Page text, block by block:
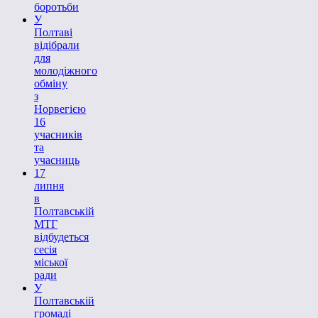
боротьби
У
Полтаві
відібрали
для
молодіжного
обміну
з
Норвегією
16
учасників
та
учасниць
17
липня
в
Полтавській
МТГ
відбудеться
сесія
міської
ради
У
Полтавській
громаді